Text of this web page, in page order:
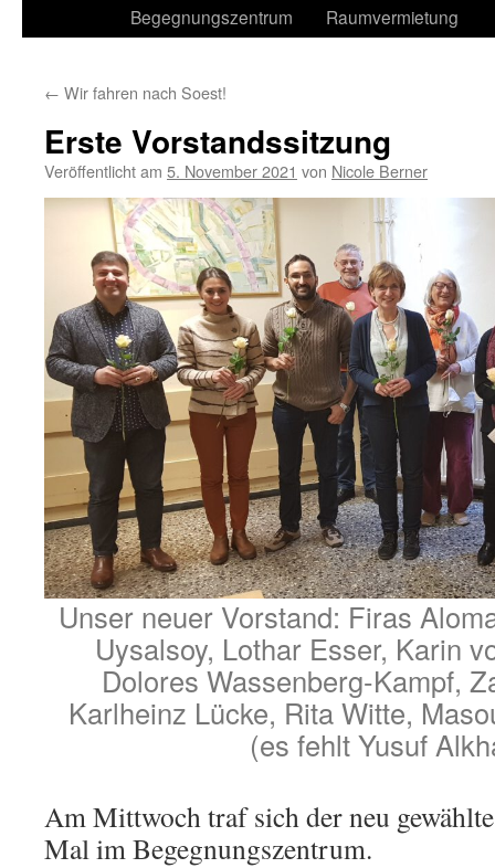
Begegnungszentrum
Raumvermietung
← Wir fahren nach Soest!
Erste Vorstandssitzung
Veröffentlicht am 5. November 2021 von Nicole Berner
Unser neuer Vorstand: Firas
Uysalsoy, Lothar Esser, Karin
Dolores Wassenberg-Kampf,
Karlheinz Lücke, Rita Witte,
(es fehlt Yusuf
Am Mittwoch traf sich der neu
Mal im Begegnungszentrum.